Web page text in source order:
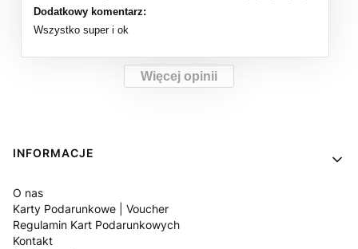
Dodatkowy komentarz:
Wszystko super i ok
Więcej opinii
Linki w stopce
INFORMACJE
O nas
Karty Podarunkowe | Voucher
Regulamin Kart Podarunkowych
Kontakt